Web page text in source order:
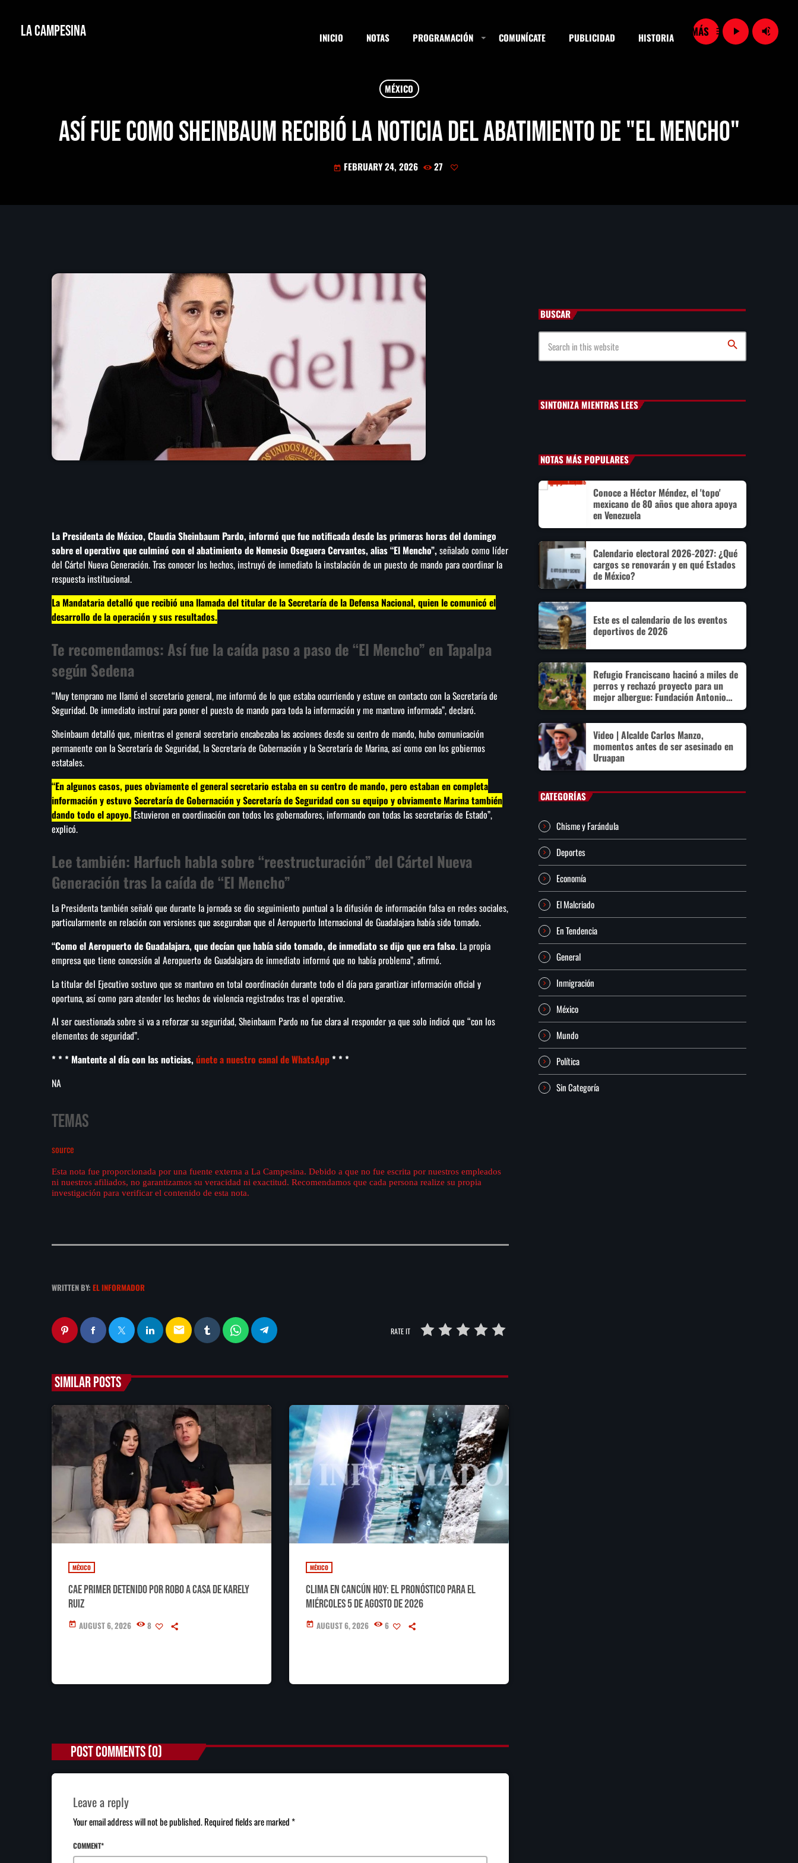
La Campesina INICIO NOTAS PROGRAMACIÓN COMUNÍCATE PUBLICIDAD HISTORIA menu play_arrow volume_up
Senado allana el nombramiento de Todd Blanche como
fiscal general de EE.UU.
MÉXICO
Así fue como Sheinbaum recibió la noticia del abatimiento de "El Mencho"
today FEBRUARY 24, 2026 27
La Presidenta de México, Claudia Sheinbaum Pardo, informó que fue notificada desde las primeras horas del domingo
sobre el operativo que culminó con el abatimiento de Nemesio Oseguera Cervantes, alias “El Mencho”,señalado como líder
del Cártel Nueva Generación. Tras conocer los hechos, instruyó de inmediato la instalación de un puesto de mando para coordinar la
respuesta institucional.
La Mandataria detalló que recibió una llamada del titular de la Secretaría de la Defensa Nacional, quien le comunicó el
desarrollo de la operación y sus resultados.
Te recomendamos: Así fue la caída paso a paso de “El Mencho” en Tapalpa
según Sedena
“Muy temprano me llamó el secretario general, me informó de lo que estaba ocurriendo y estuve en contacto con la Secretaría de
Seguridad. De inmediato instruí para poner el puesto de mando para toda la información y me mantuvo informada”, declaró.
Sheinbaum detalló que, mientras el general secretario encabezaba las acciones desde su centro de mando, hubo comunicación
permanente con la Secretaría de Seguridad, la Secretaría de Gobernación y la Secretaría de Marina, así como con los gobiernos
estatales.
“En algunos casos, pues obviamente el general secretario estaba en su centro de mando, pero estaban en completa
información y estuvo Secretaría de Gobernación y Secretaría de Seguridad con su equipo y obviamente Marina también
dando todo el apoyo. Estuvieron en coordinación con todos los gobernadores, informando con todas las secretarías de Estado”,
explicó.
Lee también: Harfuch habla sobre “reestructuración” del Cártel Nueva
Generación tras la caída de “El Mencho”
La Presidenta también señaló que durante la jornada se dio seguimiento puntual a la difusión de información falsa en redes sociales,
particularmente en relación con versiones que aseguraban que el Aeropuerto Internacional de Guadalajara había sido tomado.
“Como el Aeropuerto de Guadalajara, que decían que había sido tomado, de inmediato se dijo que era falso. La propia
empresa que tiene concesión al Aeropuerto de Guadalajara de inmediato informó que no había problema”, afirmó.
La titular del Ejecutivo sostuvo que se mantuvo en total coordinación durante todo el día para garantizar información oficial y
oportuna, así como para atender los hechos de violencia registrados tras el operativo.
Al ser cuestionada sobre si va a reforzar su seguridad, Sheinbaum Pardo no fue clara al responder ya que solo indicó que “con los
elementos de seguridad”.
* * * Mantente al día con las noticias,únete a nuestro canal de WhatsApp* * *
NA
Temas
source
Esta nota fue proporcionada por una fuente externa a La Campesina. Debido a que no fue escrita por nuestros empleados
ni nuestros afiliados, no garantizamos su veracidad ni exactitud. Recomendamos que cada persona realize su propia
investigación para verificar el contenido de esta nota.
WRITTEN BY: EL INFORMADOR
email RATE IT
SIMILAR POSTS
MÉXICO
Cae primer detenido por robo a casa de Karely
Ruiz
today AUGUST 6, 2026 8
MÉXICO
Clima en Cancún hoy: el pronóstico para el
miércoles 5 de agosto de 2026
today AUGUST 6, 2026 6
POST COMMENTS (0)
Leave a reply
Your email address will not be published. Required fields are marked *
COMMENT*
BUSCAR
search
SINTONIZA MIENTRAS LEES
NOTAS MÁS POPULARES
Conoce a Héctor Méndez, el 'topo'
mexicano de 80 años que ahora apoya
en Venezuela
Calendario electoral 2026-2027: ¿Qué
cargos se renovarán y en qué Estados
de México?
Este es el calendario de los eventos
deportivos de 2026
Refugio Franciscano hacinó a miles de
perros y rechazó proyecto para un
mejor albergue: Fundación Antonio
Hagenbeck
Video | Alcalde Carlos Manzo,
momentos antes de ser asesinado en
Uruapan
CATEGORÍAS
Chisme y Farándula
Deportes
Economía
El Malcriado
En Tendencia
General
Inmigración
México
Mundo
Política
Sin Categoría